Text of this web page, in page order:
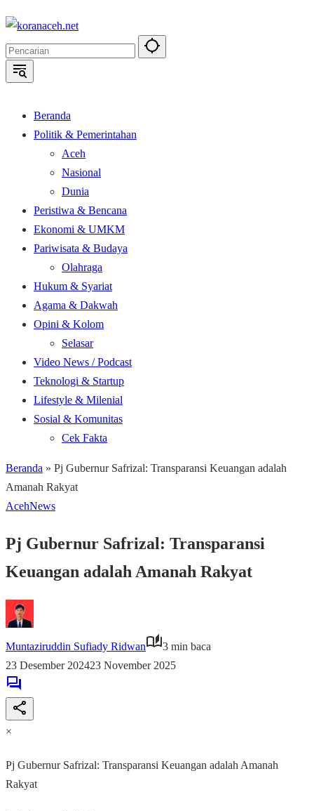
Langsung
konten
Beranda
Politik & Pemerintahan
Aceh
Nasional
Dunia
Peristiwa & Bencana
Ekonomi & UMKM
Pariwisata & Budaya
Olahraga
Hukum & Syariat
Agama & Dakwah
Opini & Kolom
Selasar
Video News / Podcast
Teknologi & Startup
Lifestyle & Milenial
Sosial & Komunitas
Cek Fakta
Beranda » Pj Gubernur Safrizal: Transparansi Keuangan adalah
Amanah Rakyat
AcehNews
Pj Gubernur Safrizal: Transparansi
Keuangan adalah Amanah Rakyat
Muntaziruddin Sufiady Ridwan
3 min baca
23 Desember 202423 November 2025
×
Pj Gubernur Safrizal: Transparansi Keuangan adalah Amanah
Rakyat